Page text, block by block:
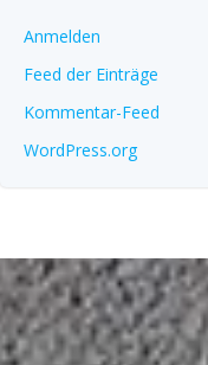
Anmelden
Feed der Einträge
Kommentar-Feed
WordPress.org